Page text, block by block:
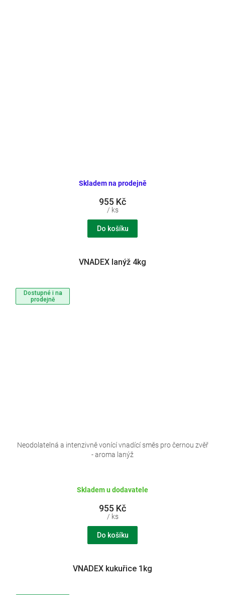
Skladem na prodejně
955 Kč
/ ks
Do košíku
Dostupné i na
prodejně
VNADEX lanýž 4kg
Skladem u dodavatele
955 Kč
/ ks
Do košíku
Neodolatelná a intenzivně vonící vnadící směs pro černou zvěř
- aroma lanýž
VNADEX kukuřice 1kg